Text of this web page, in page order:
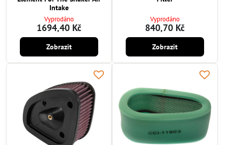
Intake
Vyprodáno
1694,40 Kč
Zobrazit
Vyprodáno
840,70 Kč
Zobrazit